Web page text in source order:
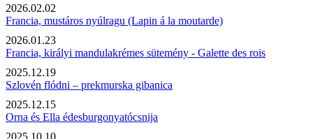
2026.02.02
Francia, mustáros nyúlragu (Lapin á la moutarde)
2026.01.23
Francia, királyi mandulakrémes sütemény - Galette des rois
2025.12.19
Szlovén flódni – prekmurska gibanica
2025.12.15
Orna és Ella édesburgonyatócsnija
2025.10.10